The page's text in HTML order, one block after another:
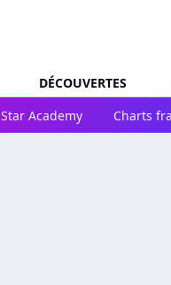
DÉCOUVERTES
Star Academy Charts